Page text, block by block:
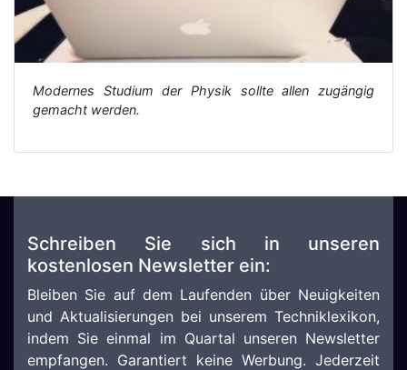
Modernes Studium der Physik sollte allen zugängig
gemacht werden.
Schreiben Sie sich in unseren
kostenlosen Newsletter ein:
Bleiben Sie auf dem Laufenden über Neuigkeiten
und Aktualisierungen bei unserem Techniklexikon,
indem Sie einmal im Quartal unseren Newsletter
empfangen. Garantiert keine Werbung. Jederzeit